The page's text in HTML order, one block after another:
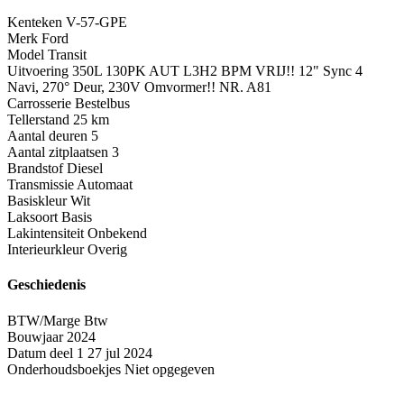
Kenteken V-57-GPE
Merk Ford
Model Transit
Uitvoering 350L 130PK AUT L3H2 BPM VRIJ!! 12" Sync 4
Navi, 270° Deur, 230V Omvormer!! NR. A81
Carrosserie Bestelbus
Tellerstand 25 km
Aantal deuren 5
Aantal zitplaatsen 3
Brandstof Diesel
Transmissie Automaat
Basiskleur Wit
Laksoort Basis
Lakintensiteit Onbekend
Interieurkleur Overig
Geschiedenis
BTW/Marge Btw
Bouwjaar 2024
Datum deel 1 27 jul 2024
Onderhoudsboekjes Niet opgegeven